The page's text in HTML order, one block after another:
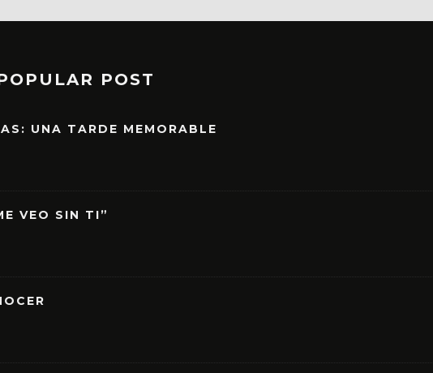
POST
UNA TARDE MEMORABLE
VEO SIN TI”